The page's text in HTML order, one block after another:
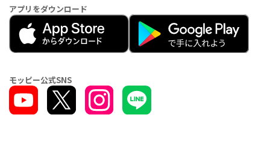
アプリをダウンロード
モッピー公式SNS